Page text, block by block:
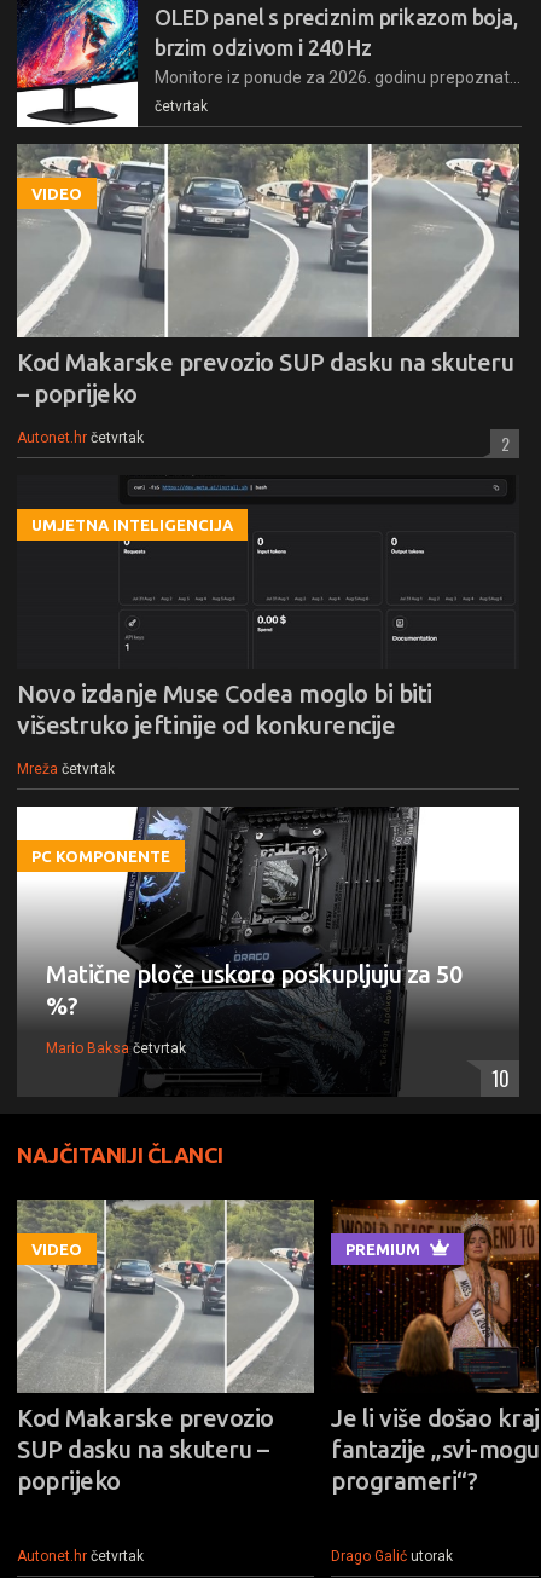
OLED panel s preciznim prikazom boja,
brzim odzivom i 240 Hz
četvrtak
VIDEO
Kod Makarske prevozio SUP dasku na skuteru
– poprijeko
Autonet.hr četvrtak 2
UMJETNA INTELIGENCIJA
Novo izdanje Muse Codea moglo bi biti
višestruko jeftinije od konkurencije
Mreža četvrtak
PC KOMPONENTE
Matične ploče uskoro poskupljuju za 50
%?
Mario Baksa četvrtak
10
NAJČITANIJI ČLANCI
VIDEO
Kod Makarske prevozio
SUP dasku na skuteru –
poprijeko
Autonet.hr četvrtak
PREMIUM
Je li više došao kraj
fantazije „svi-
programeri“?
Drago Galić utorak